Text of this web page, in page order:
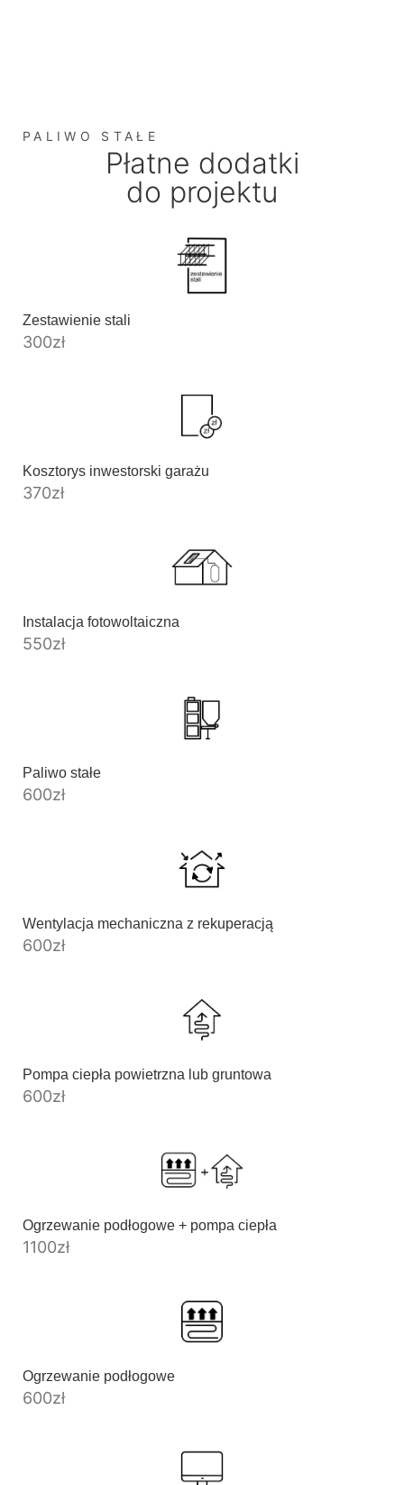
PALIWO STAŁE
Płatne dodatki
do projektu
Zestawienie stali
300zł
Kosztorys inwestorski garażu
370zł
Instalacja fotowoltaiczna
550zł
Paliwo stałe
600zł
Wentylacja mechaniczna z rekuperacją
600zł
Pompa ciepła powietrzna lub gruntowa
600zł
Ogrzewanie podłogowe + pompa ciepła
1100zł
Ogrzewanie podłogowe
600zł